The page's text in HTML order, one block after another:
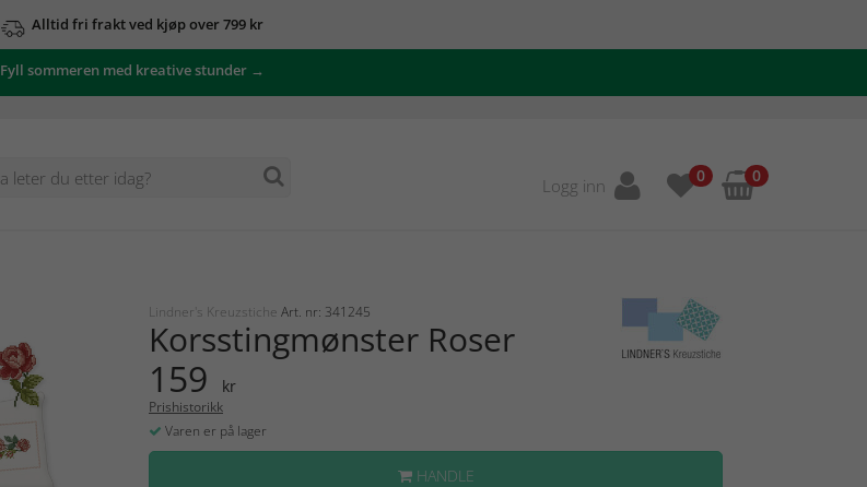
Alltid fri frakt ved kjøp over 799 kr
Fyll sommeren med kreative stunder →
Logg inn 0 0
Lindner's Kreuzstiche Art. nr: 341245
Korsstingmønster Roser
159 kr
Prishistorikk
Varen er på lager
HANDLE